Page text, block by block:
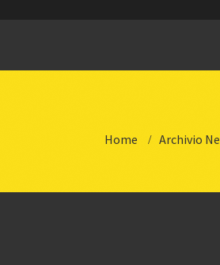
Home Archivio